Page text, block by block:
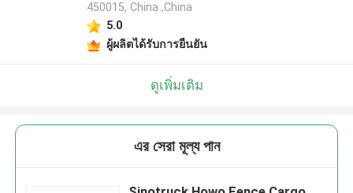
450015, China ,China
5.0
ผู้ผลิตได้รับการยืนยัน
ดูเพิ่มเติม
এর সেরা মূল্য পান